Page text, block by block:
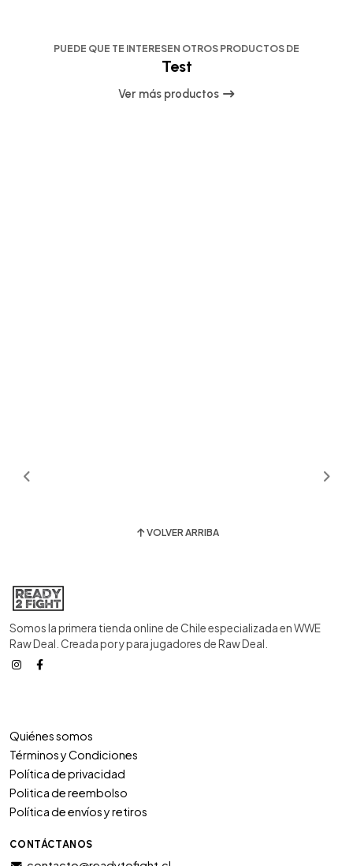
PUEDE QUE TE INTERESEN OTROS PRODUCTOS DE
Test
Ver más productos
VOLVER ARRIBA
Somos la primera tienda online de Chile especializada en WWE
Raw Deal. Creada por y para jugadores de Raw Deal.
Quiénes somos
Términos y Condiciones
Política de privacidad
Politica de reembolso
Política de envíos y retiros
CONTÁCTANOS